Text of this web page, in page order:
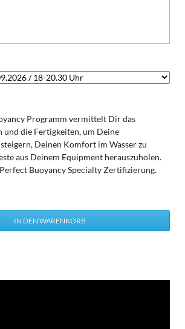
Programm vermittelt Dir das
und die Fertigkeiten, um Deine
Deinen Komfort im Wasser zu
aus Deinem Equipment herauszuholen.
Buoyancy Specialty Zertifizierung.